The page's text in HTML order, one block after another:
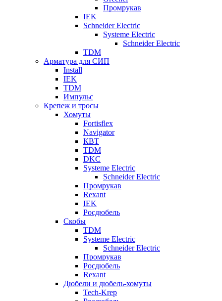
Промрукав
IEK
Schneider Electric
Systeme Electric
Schneider Electric
TDM
Арматура для СИП
Install
IEK
TDM
Импульс
Крепеж и тросы
Хомуты
Fortisflex
Navigator
КВТ
TDM
DKC
Systeme Electric
Schneider Electric
Промрукав
Rexant
IEK
Росдюбель
Скобы
TDM
Systeme Electric
Schneider Electric
Промрукав
Росдюбель
Rexant
Дюбели и дюбель-хомуты
Tech-Krep